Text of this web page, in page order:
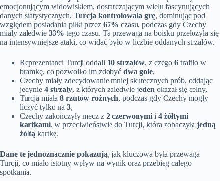
emocjonującym widowiskiem, dostarczającym wielu fascynujących
danych statystycznych. Turcja kontrolowała grę, dominując pod
względem posiadania piłki przez 67% czasu, podczas gdy Czechy
miały zaledwie 33% tego czasu. Ta przewaga na boisku przełożyła się
na intensywniejsze ataki, co widać było w liczbie oddanych strzałów.
Reprezentanci Turcji oddali 10 strzałów, z czego 6 trafiło w
bramkę, co pozwoliło im zdobyć dwa gole,
Czechy miały zdecydowanie mniej skutecznych prób, oddając
jedynie 4 strzały, z których zaledwie jeden okazał się celny,
Turcja miała 8 rzutów rożnych, podczas gdy Czechy mogły
liczyć tylko na 3,
Czechy zakończyły mecz z 2 czerwonymi i 4 żółtymi
kartkami, w przeciwieństwie do Turcji, która zobaczyła jedną
żółtą kartkę.
Dane te jednoznacznie pokazują, jak kluczowa była przewaga
Turcji, co miało istotny wpływ na wynik oraz przebieg całego
spotkania.